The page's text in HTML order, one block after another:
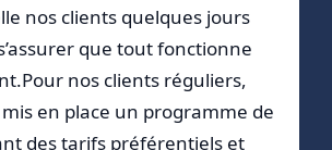
nos clients quelques jours
que tout fonctionne
nos clients réguliers,
en place un programme de
des tarifs préférentiels et